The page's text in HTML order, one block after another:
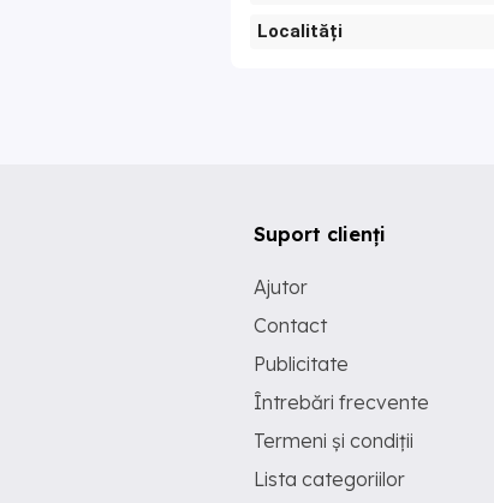
Localități
Suport clienți
Ajutor
Contact
Publicitate
Întrebări frecvente
Termeni și condiții
Lista categoriilor